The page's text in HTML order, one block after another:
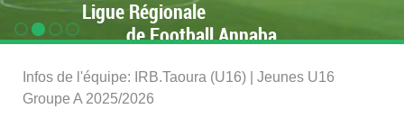
Ligue Régionale
de Football Annaba
Infos de l'équipe: IRB.Taoura (U16) | Jeunes U16
Groupe A 2025/2026